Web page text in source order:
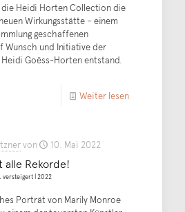
Heidi Horten Collection die
Wirkungsstätte – einem
geschaffenen
Wunsch und Initiative der
Goëss-Horten entstand.
Weiter lesen
von 10. Mai 2022
Rekorde!
versteigert | 2022
Porträt von Marily Monroe